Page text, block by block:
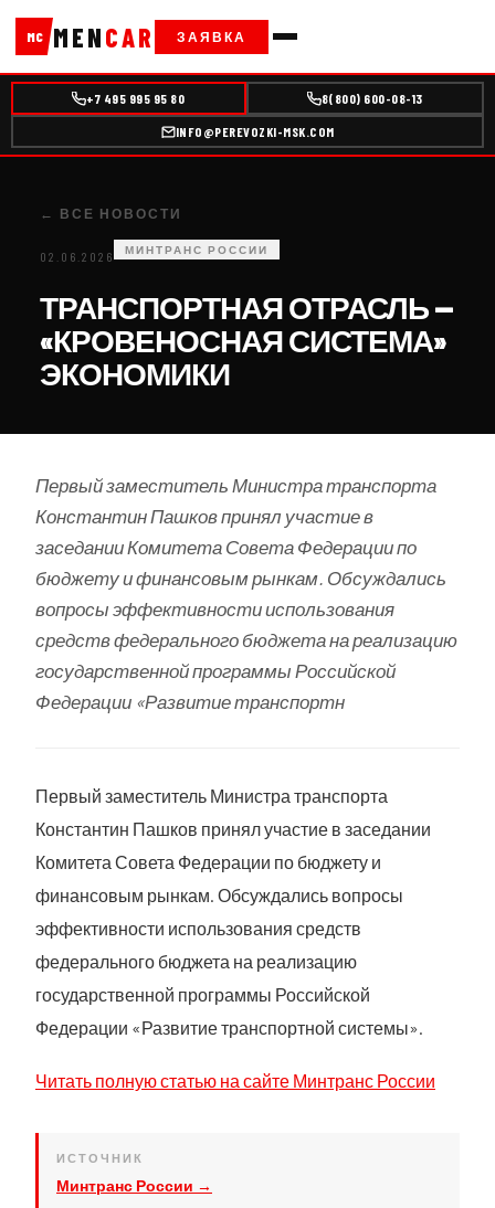
MC MENCAR ЗАЯВКА
+7 495 995 95 80 8(800) 600-08-13
INFO@PEREVOZKI-MSK.COM
← ВСЕ НОВОСТИ
02.06.2026 МИНТРАНС РОССИИ
ТРАНСПОРТНАЯ ОТРАСЛЬ —
«КРОВЕНОСНАЯ СИСТЕМА»
ЭКОНОМИКИ
Первый заместитель Министра транспорта
Константин Пашков принял участие в
заседании Комитета Совета Федерации по
бюджету и финансовым рынкам. Обсуждались
вопросы эффективности использования
средств федерального бюджета на реализацию
государственной программы Российской
Федерации «Развитие транспортн
Первый заместитель Министра транспорта
Константин Пашков принял участие в заседании
Комитета Совета Федерации по бюджету и
финансовым рынкам. Обсуждались вопросы
эффективности использования средств
федерального бюджета на реализацию
государственной программы Российской
Федерации «Развитие транспортной системы».
Читать полную статью на сайте Минтранс России
ИСТОЧНИК
Минтранс России →